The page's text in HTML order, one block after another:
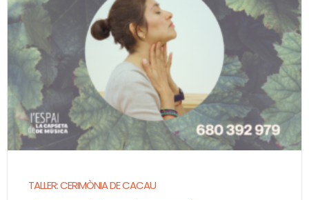
TALLER: CERIMÒNIA DE CACAU